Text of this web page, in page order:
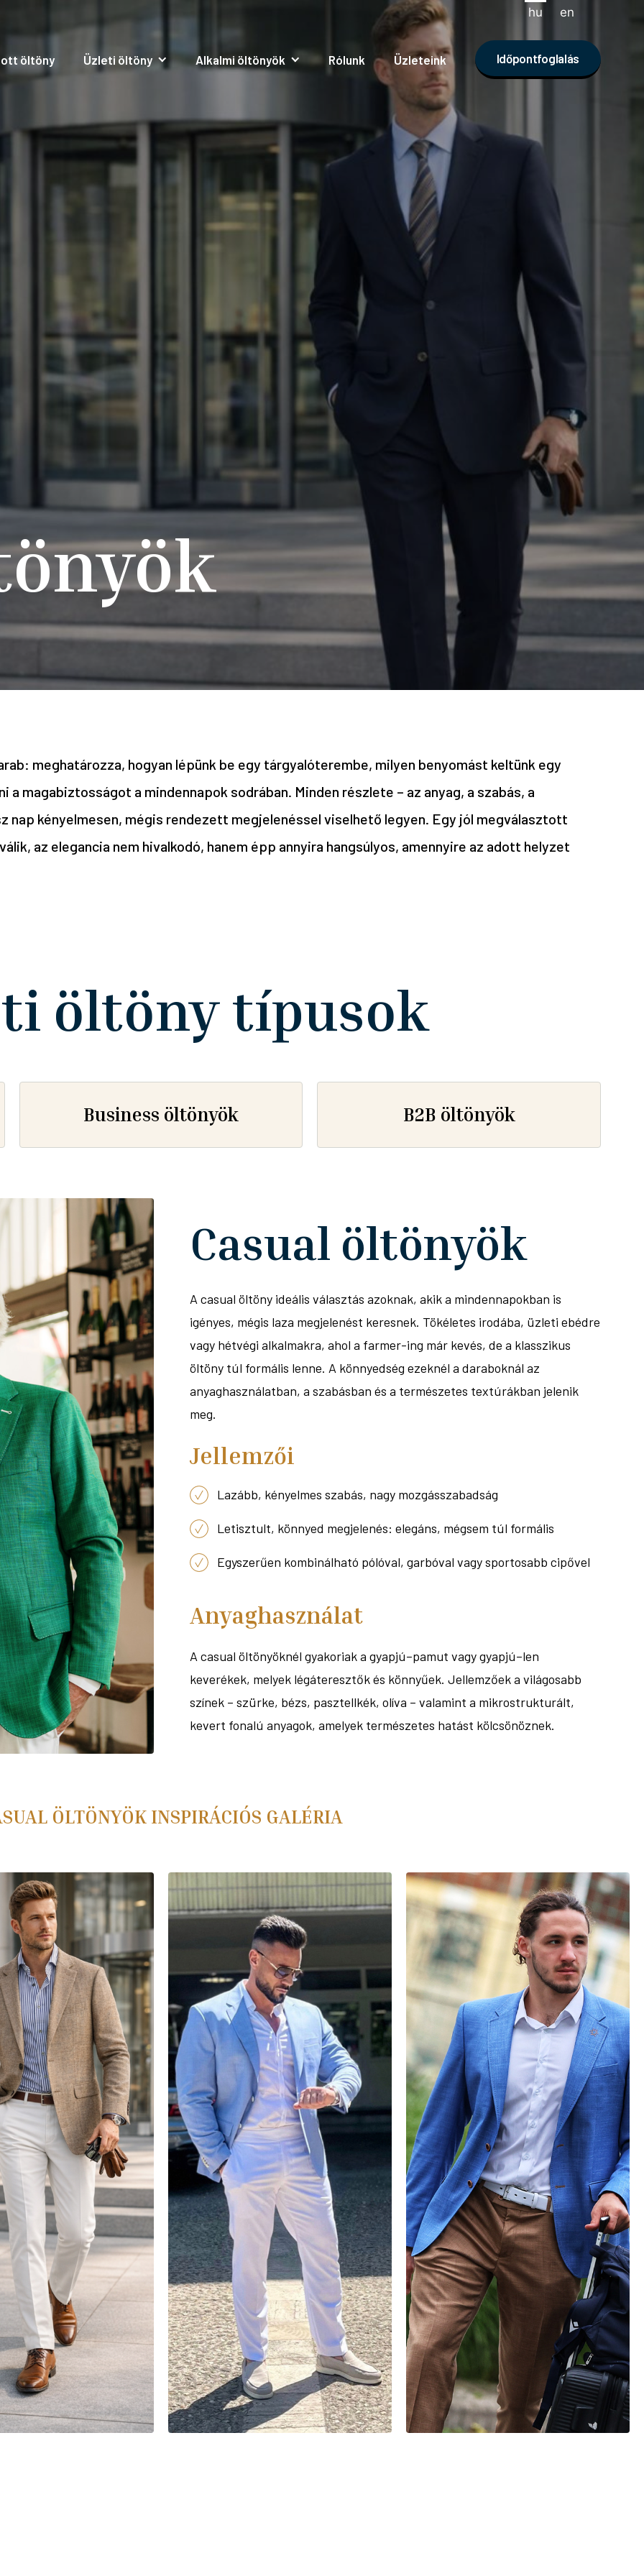
öltöny Üzleti öltöny Alkalmi öltönyök Rólunk Üzleteink Időpontfoglalás
hu en
meghatározza, hogyan lépünk be egy tárgyalóterembe, milyen benyomást keltünk egy
magabiztosságot a mindennapok sodrában. Minden részlete – az anyag, a szabás, a
nap kényelmesen, mégis rendezett megjelenéssel viselhető legyen. Egy jól megválasztott
az elegancia nem hivalkodó, hanem épp annyira hangsúlyos, amennyire az adott helyzet
öltöny típusok
Business öltönyök B2B öltönyök
Casual öltönyök
A casual öltöny ideális választás azoknak, akik a mindennapokban is
igényes, mégis laza megjelenést keresnek. Tökéletes irodába, üzleti ebédre
vagy hétvégi alkalmakra, ahol a farmer-ing már kevés, de a klasszikus
öltöny túl formális lenne. A könnyedség ezeknél a daraboknál az
anyaghasználatban, a szabásban és a természetes textúrákban jelenik
meg.
Jellemzői
Lazább, kényelmes szabás, nagy mozgásszabadság
Letisztult, könnyed megjelenés: elegáns, mégsem túl formális
Egyszerűen kombinálható pólóval, garbóval vagy sportosabb cipővel
Anyaghasználat
A casual öltönyöknél gyakoriak a gyapjú–pamut vagy gyapjú–len
keverékek, melyek légáteresztők és könnyűek. Jellemzőek a világosabb
színek – szürke, bézs, pasztellkék, olíva – valamint a mikrostrukturált,
kevert fonalú anyagok, amelyek természetes hatást kölcsönöznek.
ÖLTÖNYÖK INSPIRÁCIÓS GALÉRIA